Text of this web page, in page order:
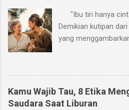
"Ibu tiri hanya
Demikian kutipan
yang
serupa sering kali
menantu perempuan
mertua mereka.
sendiri, mungkin
Kamu Wajib Tau, 8 Etika
Saudara Saat Liburan